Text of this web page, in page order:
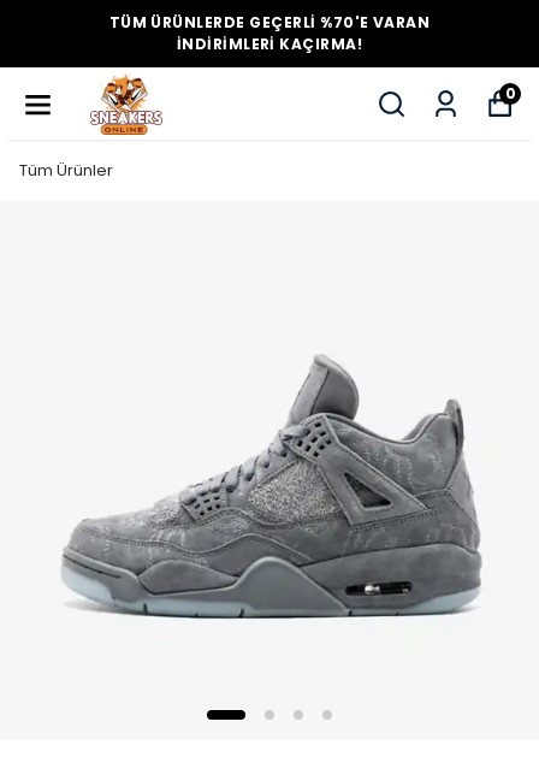
TÜM ÜRÜNLERDE GEÇERLİ %70'E VARAN
İNDİRİMLERİ KAÇIRMA!
0
Tüm Ürünler